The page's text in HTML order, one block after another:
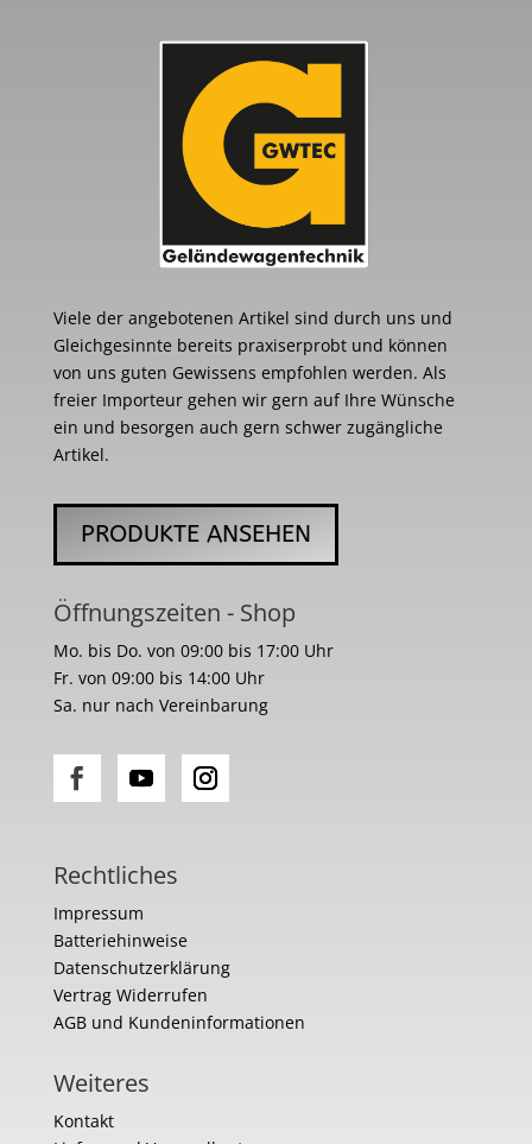
Viele der angebotenen Artikel sind durch uns und
Gleichgesinnte bereits praxiserprobt und können
von uns guten Gewissens empfohlen werden. Als
freier Importeur gehen wir gern auf Ihre Wünsche
ein und besorgen auch gern schwer zugängliche
Artikel.
PRODUKTE ANSEHEN
Öffnungszeiten - Shop
Mo. bis Do. von 09:00 bis 17:00 Uhr
Fr. von 09:00 bis 14:00 Uhr
Sa. nur nach Vereinbarung
Rechtliches
Impressum
Batteriehinweise
Datenschutzerklärung
Vertrag Widerrufen
AGB und Kundeninformationen
Weiteres
Kontakt